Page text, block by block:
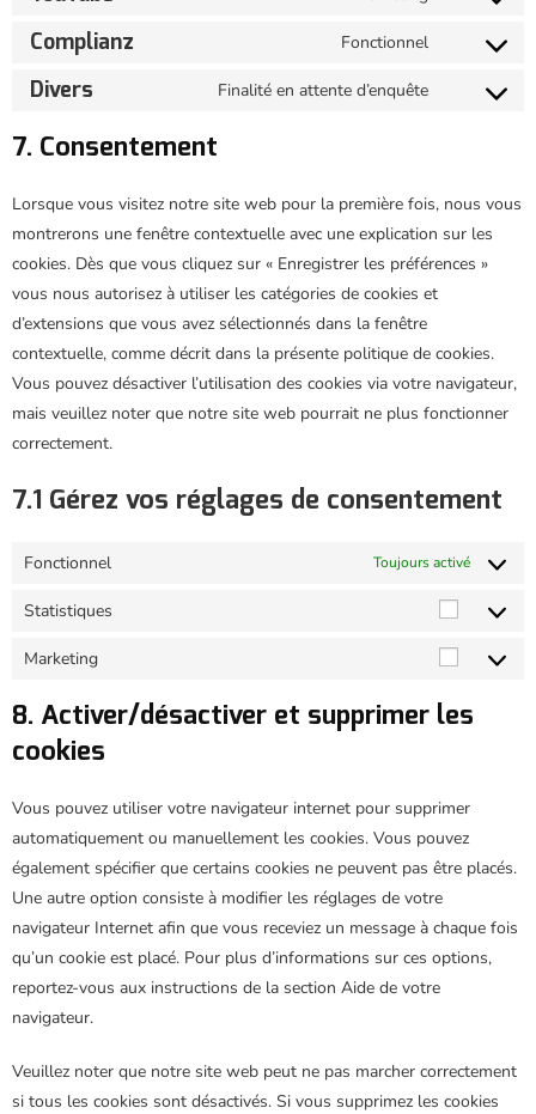
Complianz Fonctionnel
Divers Finalité en attente d’enquête
7. Consentement
Lorsque vous visitez notre site web pour la première fois, nous vous
montrerons une fenêtre contextuelle avec une explication sur les
cookies. Dès que vous cliquez sur « Enregistrer les préférences »
vous nous autorisez à utiliser les catégories de cookies et
d’extensions que vous avez sélectionnés dans la fenêtre
contextuelle, comme décrit dans la présente politique de cookies.
Vous pouvez désactiver l’utilisation des cookies via votre navigateur,
mais veuillez noter que notre site web pourrait ne plus fonctionner
correctement.
7.1 Gérez vos réglages de consentement
Fonctionnel Toujours activé
Statistiques
Marketing
8. Activer/désactiver et supprimer les
cookies
Vous pouvez utiliser votre navigateur internet pour supprimer
automatiquement ou manuellement les cookies. Vous pouvez
également spécifier que certains cookies ne peuvent pas être placés.
Une autre option consiste à modifier les réglages de votre
navigateur Internet afin que vous receviez un message à chaque fois
qu’un cookie est placé. Pour plus d’informations sur ces options,
reportez-vous aux instructions de la section Aide de votre
navigateur.
Veuillez noter que notre site web peut ne pas marcher correctement
si tous les cookies sont désactivés. Si vous supprimez les cookies